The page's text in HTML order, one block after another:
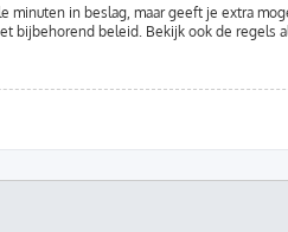
in beslag, maar geeft je extra
beleid. Bekijk ook de regels